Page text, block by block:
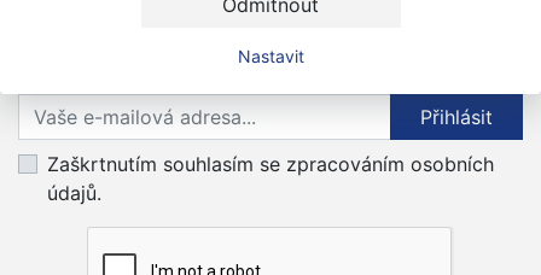
Odmítnout
Nastavit
Přihlaste se k odběru novinek
Přihlásit
Zaškrtnutím souhlasím se zpracováním osobních
údajů.